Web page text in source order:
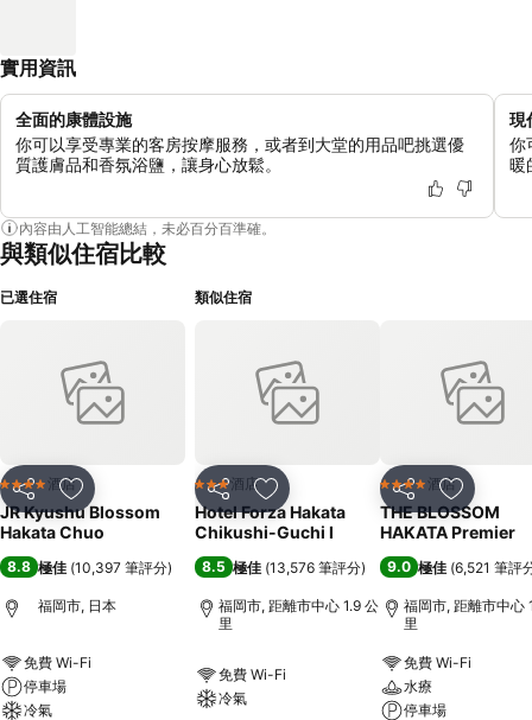
實用資訊
全面的康體設施
你可以享受專業的客房按摩服務，或者到大堂的用品吧挑選優
質護膚品和香氛浴鹽，讓身心放鬆。
現
你
暖
內容由人工智能總結，未必百分百準確。
與類似住宿比較
已選住宿
分享 放到收藏夾
4 星級 酒店
JR Kyushu Blossom
Hakata Chuo
8.8 極佳 (10,397 筆評分)
福岡市, 日本
免費 Wi-Fi
停車場
冷氣
類似住宿
分享 放到收藏夾
3 星級酒店
Hotel Forza Hakata
Chikushi-Guchi Ⅰ
8.5 極佳 (13,576 筆評分)
福岡市, 距離市中心 1.9 公
里
免費 Wi-Fi
冷氣
分享 放到收藏
4 星級 酒店
THE BLOSSOM
HAKATA Premier
9.0 極佳 (6,521 筆評
福岡市, 距離市中心
里
免費 Wi-Fi
水療
停車場